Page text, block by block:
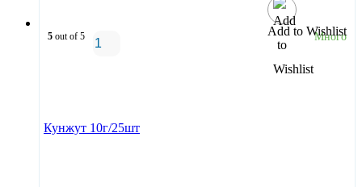
Add to Wishlist
5 out of 5 Много
Кунжут 10г/25шт